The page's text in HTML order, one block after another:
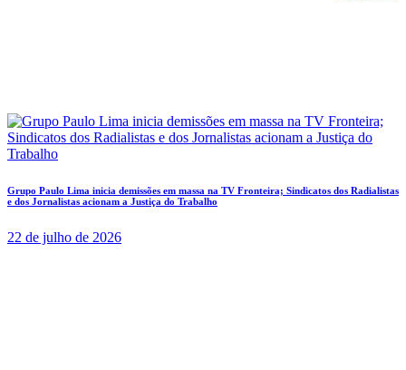
Grupo Paulo Lima inicia demissões em massa na TV Fronteira; Sindicatos dos Radialistas
e dos Jornalistas acionam a Justiça do Trabalho
22 de julho de 2026